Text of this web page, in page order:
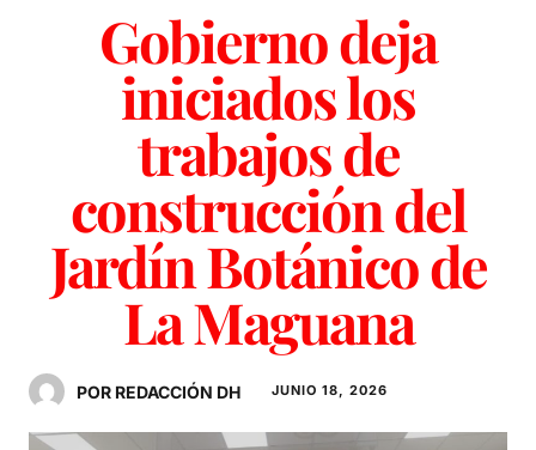
Gobierno deja
iniciados los
trabajos de
construcción del
Jardín Botánico de
La Maguana
POR REDACCIÓN DH JUNIO 18, 2026